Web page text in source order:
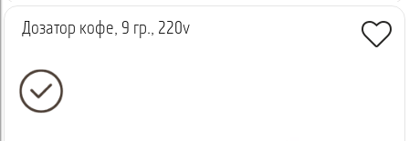
Дозатор кофе, 9 гр., 220v